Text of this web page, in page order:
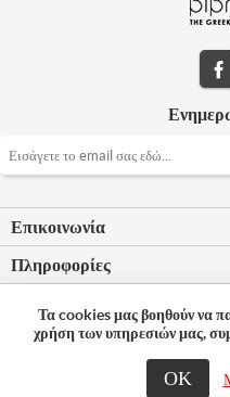
Επικοινωνία
Πληροφορίες
Ο λογαριασμός μου
©
Τα cookies μας βοηθούν να
χρήση των υπηρεσιών μας,
ΟΚ